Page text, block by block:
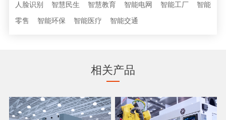
人脸识别 智慧民生 智慧教育 智能电网 智能工厂
智能
零售
智能环保 智能医疗 智能交通
相关产品